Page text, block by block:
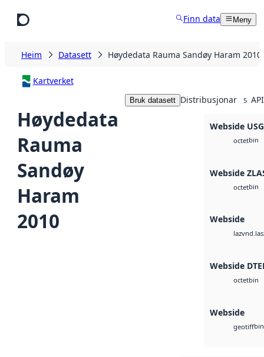
Finn data Meny
Heim Datasett Høydedata Rauma Sandøy Haram 2010
Kartverket
Høydedata
Rauma
Sandøy
Haram
2010
Bruk datasett Distribusjonar 5
Webside
octetbin
Webside
octetbin
Webside
laz
Webside
octetbin
Webside
geotiffbin